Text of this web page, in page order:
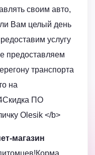
своим авто,
Вам целый день
услугу
транспорта
на
ПО
Olesik </b>
магазин